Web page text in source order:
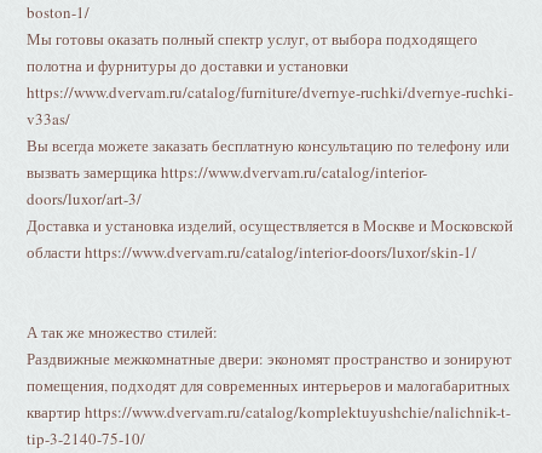
boston-1/
Мы готовы оказать полный спектр услуг, от выбора подходящего
полотна и фурнитуры до доставки и установки
https://www.dvervam.ru/catalog/furniture/dvernye-ruchki/dvernye-ruchki-
v33as/
Вы всегда можете заказать бесплатную консультацию по телефону или
вызвать замерщика https://www.dvervam.ru/catalog/interior-
doors/luxor/art-3/
Доставка и установка изделий, осуществляется в Москве и Московской
области https://www.dvervam.ru/catalog/interior-doors/luxor/skin-1/
А так же множество стилей:
Раздвижные межкомнатные двери: экономят пространство и зонируют
помещения, подходят для современных интерьеров и малогабаритных
квартир https://www.dvervam.ru/catalog/komplektuyushchie/nalichnik-t-
tip-3-2140-75-10/